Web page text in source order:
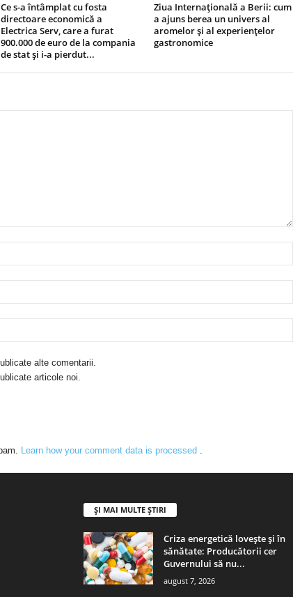
Ce s-a întâmplat cu fosta
directoare economică a
Electrica Serv, care a furat
900.000 de euro de la compania
de stat și i-a pierdut...
Ziua Internațională a Berii: cum
a ajuns berea un univers al
aromelor și al experiențelor
gastronomice
alte comentarii.
articole noi.
Learn how your comment data is processed .
ȘI MAI MULTE ȘTIRI
Criza energetică lovește și în
sănătate: Producătorii cer
Guvernului să nu...
august 7, 2026